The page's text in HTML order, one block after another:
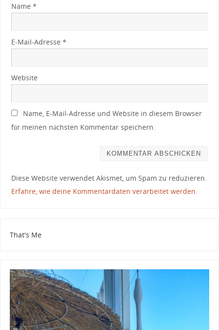
Name *
E-Mail-Adresse *
Website
Name, E-Mail-Adresse und Website in diesem Browser
für meinen nächsten Kommentar speichern.
Diese Website verwendet Akismet, um Spam zu reduzieren.
Erfahre, wie deine Kommentardaten verarbeitet werden.
That's Me